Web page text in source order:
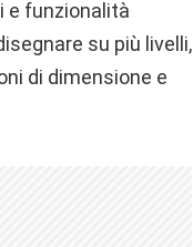
e funzionalità
su più livelli,
di dimensione e